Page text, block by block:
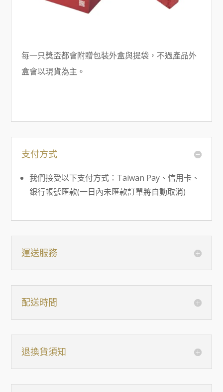
每一只獎盃都會附贈包裝外盒與提袋，不過產品外
盒會以現貨為主。
支付方式
我們接受以下支付方式：Taiwan Pay、信用卡、
銀行帳號匯款(一日內未匯款訂單將自動取消)
運送服務
配送時間
退換貨須知